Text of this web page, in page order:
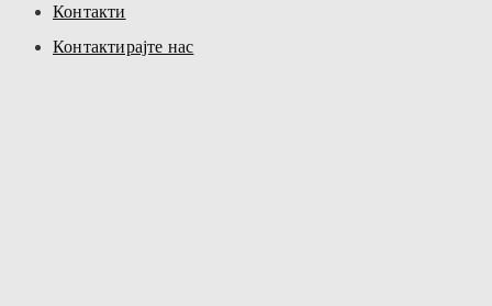
Контакти
Контактирајте нас